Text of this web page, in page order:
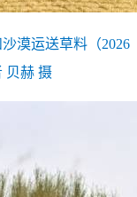
漠运送草料（2026
贝赫 摄